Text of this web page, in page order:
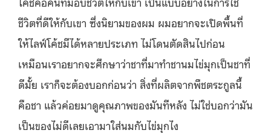
ชีวิตที่ดีให้กับเขา ซึ่งนิยามของผม ผมอยากจะเปิดพื้นที่
ให้ไลฟ์โค้ชมีได้หลายประเภท ไม่โดนตัดสินไปก่อน
เหมือนเราอยากจะศึกษาว่าชาที่มาทำชานมไข่มุกเป็นชาที่
ดีมั้ย เราก็จะต้องบอกก่อนว่า สิ่งที่ผลิตจากพืชตระกูลนี้
คือชา แล้วค่อยมาดูคุณภาพของมันทีหลัง ไม่ใช่บอกว่ามัน
เป็นของไม่ดีเลยเอามาใส่นมกับไข่มุกไง